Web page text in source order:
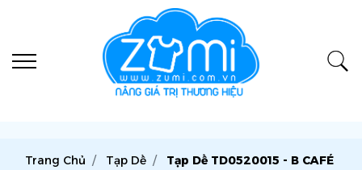
Trang Chủ Tạp Dề Tạp Dề TD0520015 - B CAFÉ